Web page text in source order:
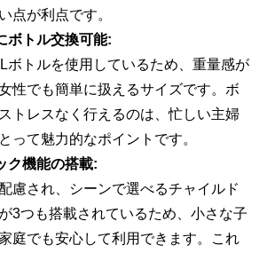
点が利点です。
ボトル交換可能:
ボトルを使用しているため、重量感が
性でも簡単に扱えるサイズです。ボ
トレスなく行えるのは、忙しい主婦
って魅力的なポイントです。
ク機能の搭載:
慮され、シーンで選べるチャイルド
3つも搭載されているため、小さな子
庭でも安心して利用できます。これ